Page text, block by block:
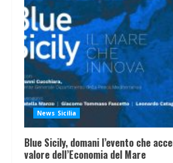
News Sicilia
Blue Sicily, domani l’evento che
valore dell’Economia del Mare